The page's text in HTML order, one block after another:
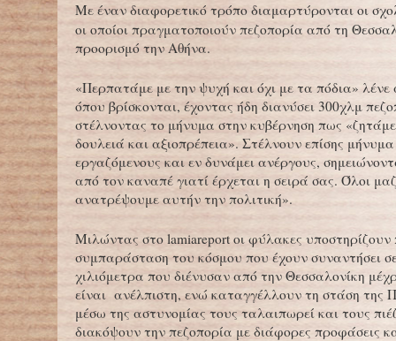
Με έναν διαφορετικό τρόπο διαμαρτύρονται οι
οι οποίοι πραγματοποιούν πεζοπορία από τη
προορισμό την Αθήνα.
«Περπατάμε με την ψυχή και όχι με τα πόδια»
όπου βρίσκονται, έχοντας ήδη διανύσει 300χλμ
στέλνοντας το μήνυμα στην κυβέρνηση πως
δουλειά και αξιοπρέπεια». Στέλνουν επίσης
εργαζόμενους και εν δυνάμει ανέργους,
από τον καναπέ γιατί έρχεται η σειρά σας. Όλοι
ανατρέψουμε αυτήν την πολιτική».
Μιλώντας στο lamiareport οι φύλακες υποστηρίζουν
συμπαράσταση του κόσμου που έχουν συναντήσει
χιλιόμετρα που διένυσαν από την Θεσσαλονίκη
είναι ανέλπιστη, ενώ καταγγέλλουν τη στάση της
μέσω της αστυνομίας τους ταλαιπωρεί και τους
διακόψουν την πεζοπορία με διάφορες προφάσεις